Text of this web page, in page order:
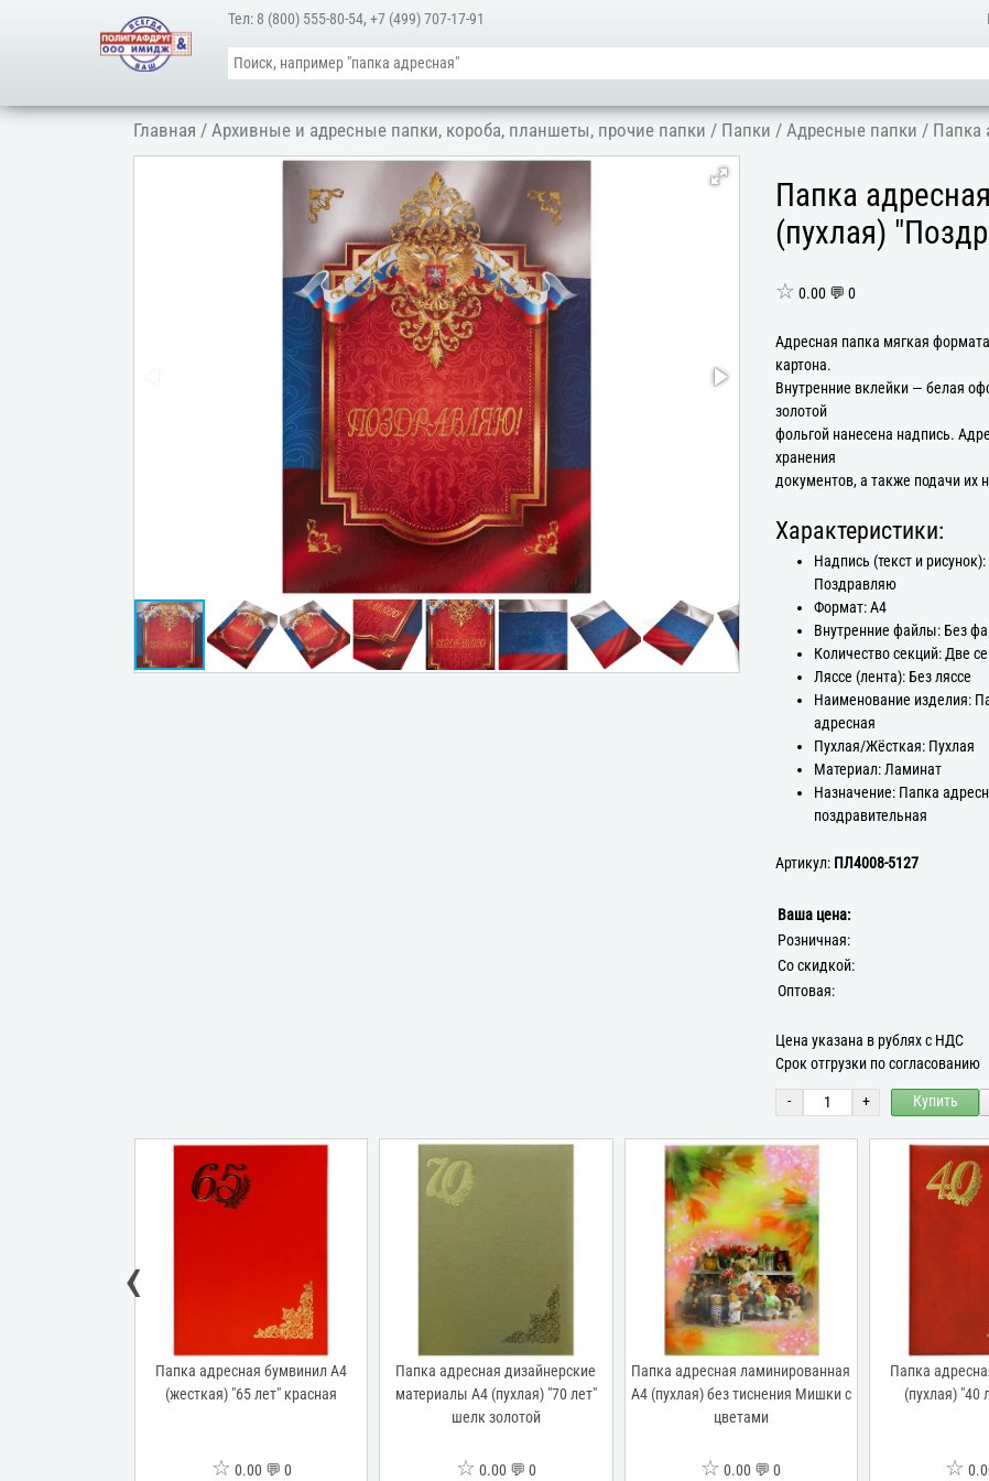
Тел: 8 (800) 555-80-54,+7 (499) 707-17-91
Главная /Архивные и адресные папки, короба, планшеты, прочие папки / Папки /Адресные папки / Папка
Папка
(пухлая)
☆ 0.00 💬 0
Адресная папка мягкая
картона.
Внутренние вклейки — белая
золотой
фольгой нанесена надпись.
хранения
документов, а также подачи их
Характеристики:
Надпись (текст и рисунок):
Поздравляю
Формат: А4
Внутренние файлы: Без
Количество секций: Две
Ляссе (лента): Без ляссе
Наименование изделия:
адресная
Пухлая/Жёсткая: Пухлая
Материал: Ламинат
Назначение: Папка
поздравительная
Артикул: ПЛ4008-5127
Ваша цена:
Розничная:
Со скидкой:
Оптовая:
Цена указана в рублях с НДС
Срок отгрузки по согласованию
- + Купить
Папка адресная дизайнерские
материалы А4 (пухлая) "70 лет"
☆0.00 💬 0
Папка адресная ламинированная
А4 (пухлая) без тиснения Мишки с
цветами
☆0.00 💬 0
Папка адресная бумвинил А4
(пухлая) "40 лет" красная
☆0.00 💬 0
Папка
материалы А4
☆
‹